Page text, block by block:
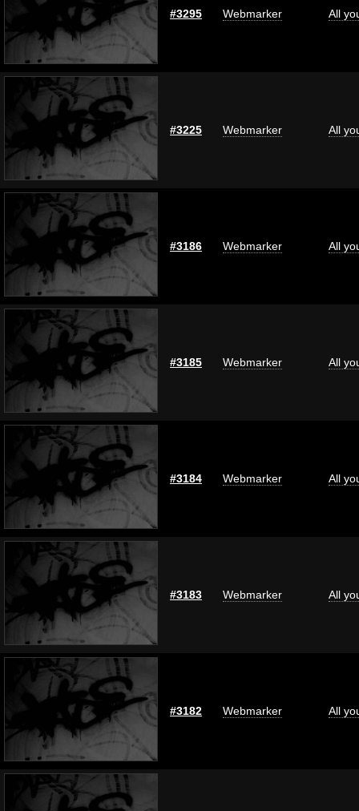
#3295 Webmarker All
#3225 Webmarker All
#3186 Webmarker All
#3185 Webmarker All
#3184 Webmarker All
#3183 Webmarker All
#3182 Webmarker All